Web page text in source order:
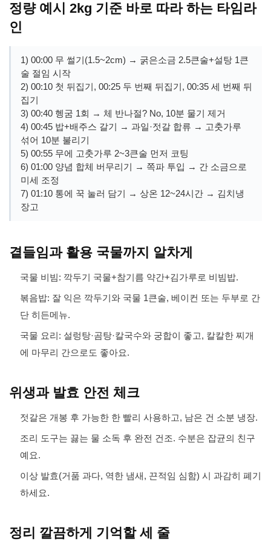
정량 예시 2kg 기준 바로 따라 하는 타임라
인
1) 00:00 무 썰기(1.5~2cm) → 굵은소금 2.5큰술+설탕 1큰
술 절임 시작
2) 00:10 첫 뒤집기, 00:25 두 번째 뒤집기, 00:35 세 번째 뒤
집기
3) 00:40 헹굼 1회 → 체 반나절? No, 10분 물기 제거
4) 00:45 밥+배주스 갈기 → 과일·젓갈 합류 → 고춧가루
섞어 10분 불리기
5) 00:55 무에 고춧가루 2~3큰술 먼저 코팅
6) 01:00 양념 합체 버무리기 → 쪽파 투입 → 간 소금으로
미세 조정
7) 01:10 통에 꾹 눌러 담기 → 상온 12~24시간 → 김치냉
장고
곁들임과 활용 국물까지 알차게
국물 비빔: 깍두기 국물+참기름 약간+김가루로 비빔밥.
볶음밥: 잘 익은 깍두기와 국물 1큰술, 베이컨 또는 두부로 간
단 히든메뉴.
국물 요리: 설렁탕·곰탕·칼국수와 궁합이 좋고, 칼칼한 찌개
에 마무리 간으로도 좋아요.
위생과 발효 안전 체크
젓갈은 개봉 후 가능한 한 빨리 사용하고, 남은 건 소분 냉장.
조리 도구는 끓는 물 소독 후 완전 건조. 수분은 잡균의 친구
예요.
이상 발효(거품 과다, 역한 냄새, 끈적임 심함) 시 과감히 폐기
하세요.
정리 깔끔하게 기억할 세 줄